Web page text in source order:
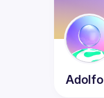
Adolfo